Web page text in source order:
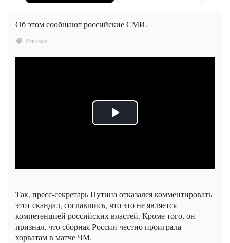
Об этом сообщают российские СМИ.
Так, пресс-секретарь Путина отказался комментировать
этот скандал, сославшись, что это не является
компетенцией российских властей. Кроме того, он
признал, что сборная России честно проиграла
хорватам в матче ЧМ.